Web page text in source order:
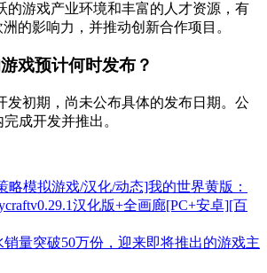
的游戏产业环境和丰富的人才资源，有
的影响力，并推动创新合作项目。
戏预计何时发布？
发初期，尚未公布具体的发布日期。公
成开发并推出。
略模拟游戏/汉化/动态]我的世界黄版：
汉化版+全画廊[PC+安卓][百
销量突破50万份，迎来即将推出的游戏主